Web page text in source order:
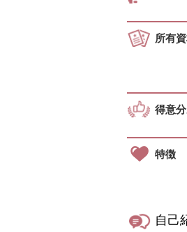
所有
得意
特徴
自己